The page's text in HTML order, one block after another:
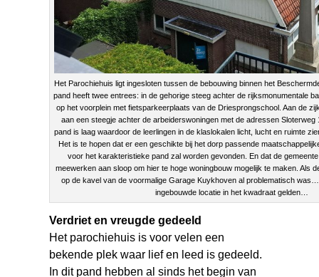
Het Parochiehuis ligt ingesloten tussen de bebouwing binnen het
pand heeft twee entrees: in de gehorige steeg achter de rijksmonumentale
op het voorplein met fietsparkeerplaats van de Driesprongschool. Aan de
aan een steegje achter de arbeiderswoningen met de adressen Sloterweg
pand is laag waardoor de leerlingen in de klaslokalen licht, lucht en ruimte
Het is te hopen dat er een geschikte bij het dorp passende
voor het karakteristieke pand zal worden gevonden. En dat de
meewerken aan sloop om hier te hoge woningbouw mogelijk te maken. Als
op de kavel van de voormalige Garage Kuykhoven al problematisch
ingebouwde locatie in het kwadraat gelden…
Verdriet en vreugde gedeeld
Het parochiehuis is voor velen een
bekende plek waar lief en leed is gedeeld.
In dit pand hebben al sinds het begin van